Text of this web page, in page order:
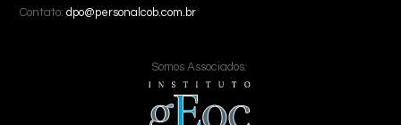
Contato:dpo@personalcob.com.br
Somos Associados: